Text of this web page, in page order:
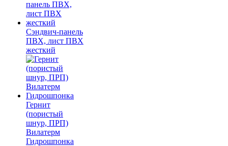
Сэндвич-панель
ПВХ, лист ПВХ
жесткий
Гернит
(пористый
шнур, ПРП)
Вилатерм
Гидрошпонка